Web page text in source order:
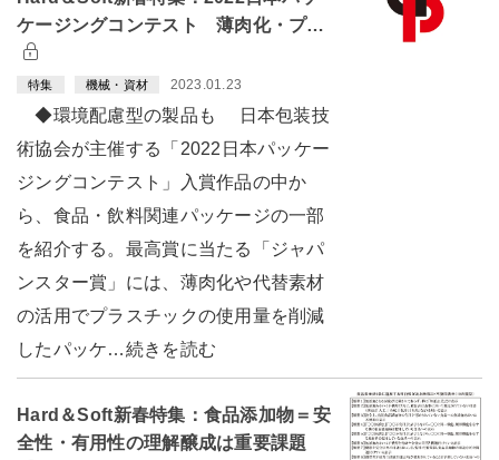
ケージングコンテスト 薄肉化・プ…
特集 機械・資材 2023.01.23
◆環境配慮型の製品も 日本包装技
術協会が主催する「2022日本パッケー
ジングコンテスト」入賞作品の中か
ら、食品・飲料関連パッケージの一部
を紹介する。最高賞に当たる「ジャパ
ンスター賞」には、薄肉化や代替素材
の活用でプラスチックの使用量を削減
したパッケ…続きを読む
Hard＆Soft新春特集：食品添加物＝安
全性・有用性の理解醸成は重要課題